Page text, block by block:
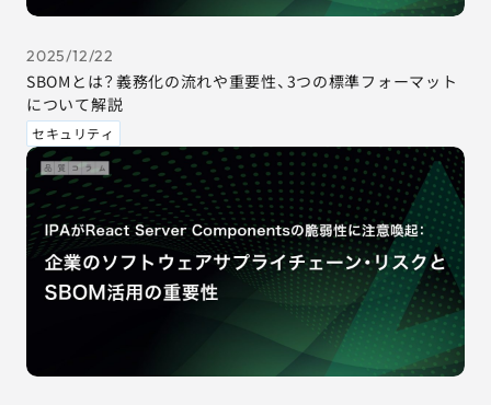
2025/12/22
SBOMとは？義務化の流れや重要性、3つの標準フォーマット
について解説
セキュリティ